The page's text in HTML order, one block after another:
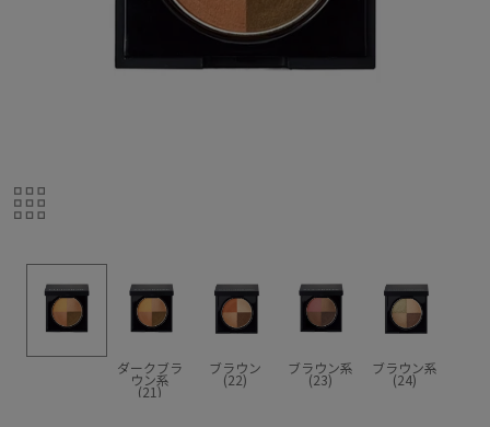
ダークブラ
ウン系
(21)
ブラウン
(22)
ブラウン系
(23)
ブラウン系
(24)